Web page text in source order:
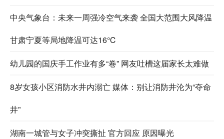
中央气象台：未来一周强冷空气来袭 全国大范围大风降温
甘肃宁夏等局地降温可达16℃
幼儿园的国庆手工作业有多“卷” 网友吐槽这届家长太难做
8岁女孩小区消防水井内溺亡 媒体：别让消防井沦为“夺命
井”
湖南一城管与女子冲突撕扯 官方回应 原因曝光